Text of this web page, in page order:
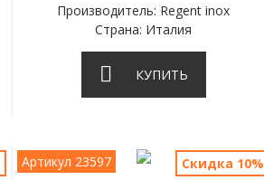
Производитель: Regent inox
Страна: Италия
КУПИТЬ
Артикул 23597 Скидка 10%